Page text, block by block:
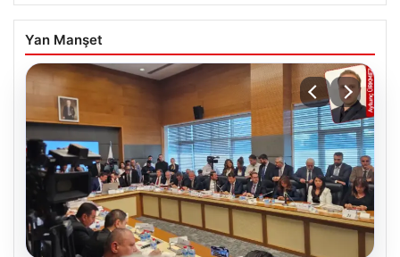
Yan Manşet